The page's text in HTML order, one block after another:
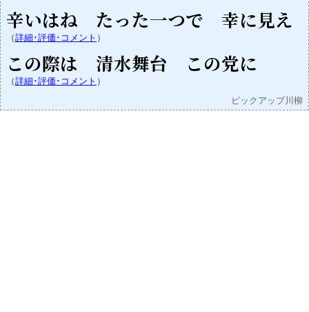
辛いはね たった一つで 幸に見え
（詳細･評価･コメント ）
この際は 清水舞台 この党に
（詳細･評価･コメント ）
ピックアップ川柳